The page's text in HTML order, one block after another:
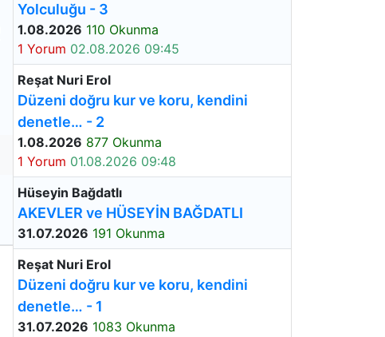
Yolculuğu - 3
1.08.2026 110 Okunma
1 Yorum 02.08.2026 09:45
Reşat Nuri Erol
Düzeni doğru kur ve koru, kendini
denetle… - 2
1.08.2026 877 Okunma
1 Yorum 01.08.2026 09:48
Hüseyin Bağdatlı
AKEVLER ve HÜSEYİN BAĞDATLI
31.07.2026 191 Okunma
Reşat Nuri Erol
Düzeni doğru kur ve koru, kendini
denetle… - 1
31.07.2026 1083 Okunma